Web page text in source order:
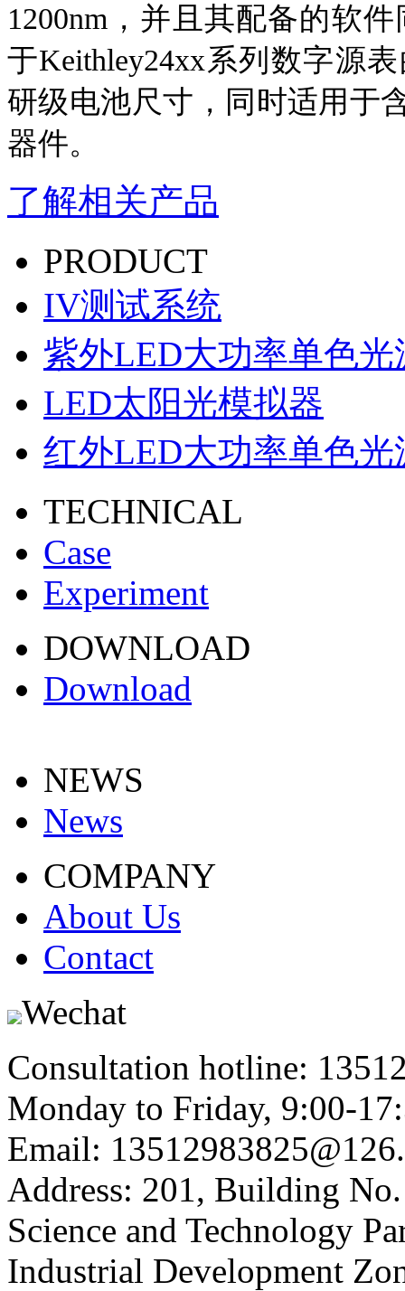
1200nm ， 并且其配备的软件
于Keithley24xx系列数字源
研级电池尺寸，同时适用于
器件。
了解相关产品
PRODUCT
IV测试系统
紫外LED大功率单色光
LED太阳光模拟器
红外LED大功率单色光
TECHNICAL
Case
Experiment
DOWNLOAD
Download
NEWS
News
COMPANY
About Us
Contact
Wechat
Consultation hotline:
Monday to Friday, 9:00-
Email:
Address: 201, Building
Science and Technology
Industrial Development